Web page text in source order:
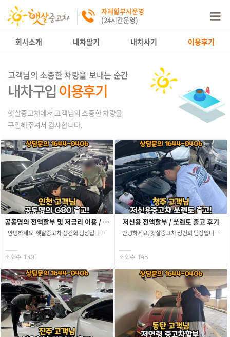
자체할부사운영
(24시간운영)
회사소개 내차팔기 내차사기 이용후기
고객님의 소중한 차량을 보내는 순간
내차구입이용후기
햇살중고차에서 고객님의 소중한 차량을
구입해주셔서 감사합니다.
공동명의 전액할부 및 저금리 이용 / G80 출고 후기
안녕하세요. 햇살중고차 정건회 팀장입니다.
상태였고 저금리를 사용하기위해 어머니
명의로 접수를 요청해주셨습니다. 어머니
나왔고 금리도 저금리로 진행이 가능했습니다. ​
고객님께 금리, 개월수 안내해드리고 차량 상담
도와드렸습니다. ​ 고객님께서는 G80 차량을
알아보고 계셨고 흰색차량을 가장
희망하셨습니다. 여유자금은
필요하지않으셨고 최대한 무사고에
특이사항없고 키로수 짧은 좋은차량을 구입
희망하셨습니다. ​ 여러차량 대입 후 22년식
조회수 130
저신용 전액할부 / 쏘렌토 출고 후기
안녕하세요. 햇살중고차 정건회 팀장입니다. ​
고객님께서는 회복 40회차 이상 미납2회
신용회복 공공기록삭제가 되었기에
캐피탈쪽으로 접수를 해봤습니다. ​ 접수 결과
점수는 6~700점까지 올라오셨으나 대부사용 /
과조회 로인해 캐피탈로는 접수가
불가했습니다. ​ 저신용중고차전액할부 상품중
신용회복중고차전액할부 상품으로 접수를
도와드려봤습니다. ​ 접수결과 맥심한도
3천만원까지 한도를 확보할수있었고 미납납부
조회수 148